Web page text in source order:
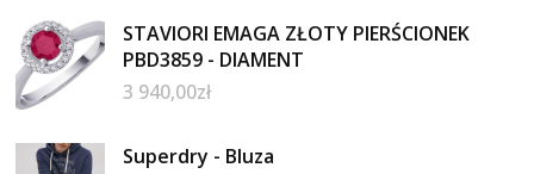
STAVIORI EMAGA ZŁOTY PIERŚCIONEK
PBD3859 - DIAMENT
3 940,00zł
Superdry - Bluza